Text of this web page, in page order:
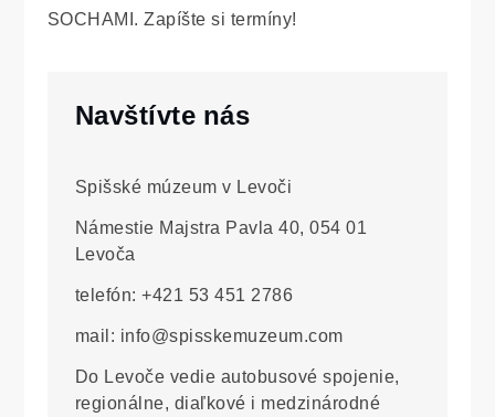
SOCHAMI. Zapíšte si termíny!
Navštívte nás
Spišské múzeum v Levoči
Námestie Majstra Pavla 40, 054 01
Levoča
telefón: +421 53 451 2786
mail: info@spisskemuzeum.com
Do Levoče vedie autobusové spojenie,
regionálne, diaľkové i medzinárodné